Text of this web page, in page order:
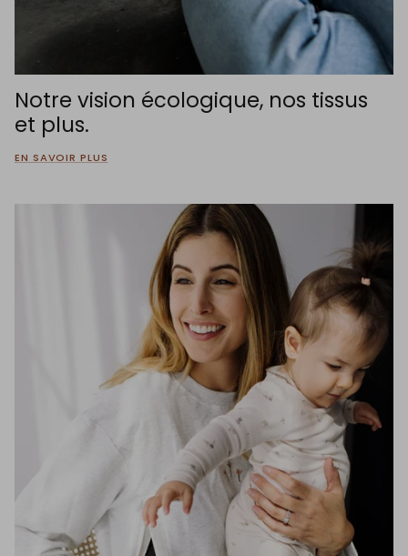
Notre vision écologique, nos tissus
et plus.
EN SAVOIR PLUS